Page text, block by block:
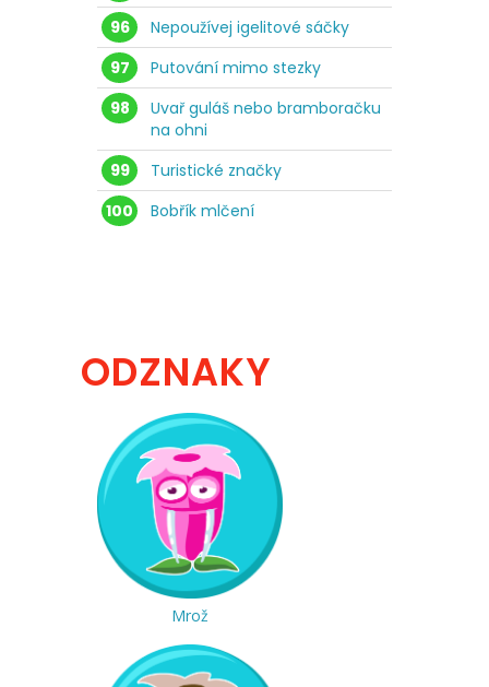
96
Nepoužívej igelitové sáčky
97
Putování mimo stezky
98
Uvař guláš nebo bramboračku
na ohni
99
Turistické značky
100
Bobřík mlčení
ODZNAKY
Mrož